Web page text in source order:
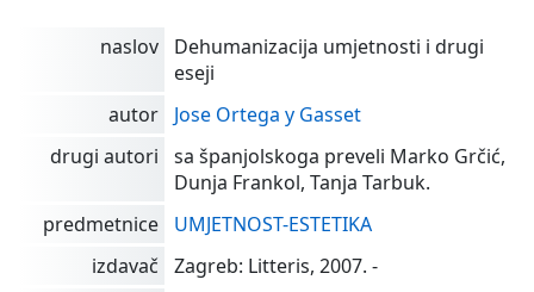
naslov
Dehumanizacija umjetnosti i drugi
eseji
autor
Jose Ortega y Gasset
drugi autori
sa španjolskoga preveli Marko Grčić,
Dunja Frankol, Tanja Tarbuk.
predmetnice
UMJETNOST-ESTETIKA
izdavač
Zagreb: Litteris, 2007. -